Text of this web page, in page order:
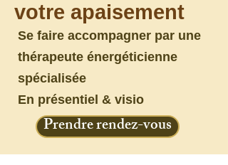
votre apaisement
Se faire accompagner par une
thérapeute énergéticienne
spécialisée
En présentiel & visio
Prendre rendez-vous